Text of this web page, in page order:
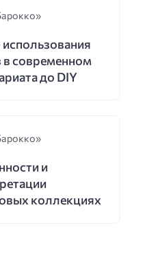
современном
до DIY
и
коллекциях